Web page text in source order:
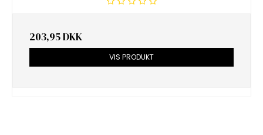
203,95 DKK
VIS PRODUKT